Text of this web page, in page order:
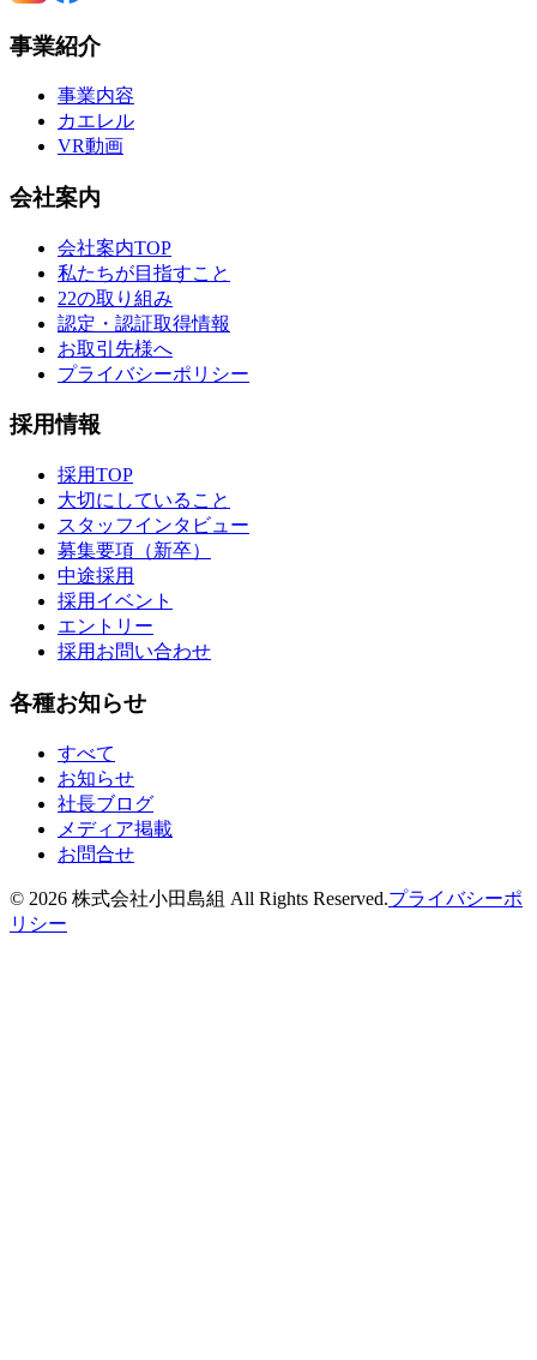
事業紹介
事業内容
カエレル
VR動画
会社案内
会社案内TOP
私たちが目指すこと
22の取り組み
認定・認証取得情報
お取引先様へ
プライバシーポリシー
採用情報
採用TOP
大切にしていること
スタッフインタビュー
募集要項（新卒）
中途採用
採用イベント
エントリー
採用お問い合わせ
各種お知らせ
すべて
お知らせ
社長ブログ
メディア掲載
お問合せ
© 2026 株式会社小田島組 All Rights Reserved.プライバシーポ
リシー